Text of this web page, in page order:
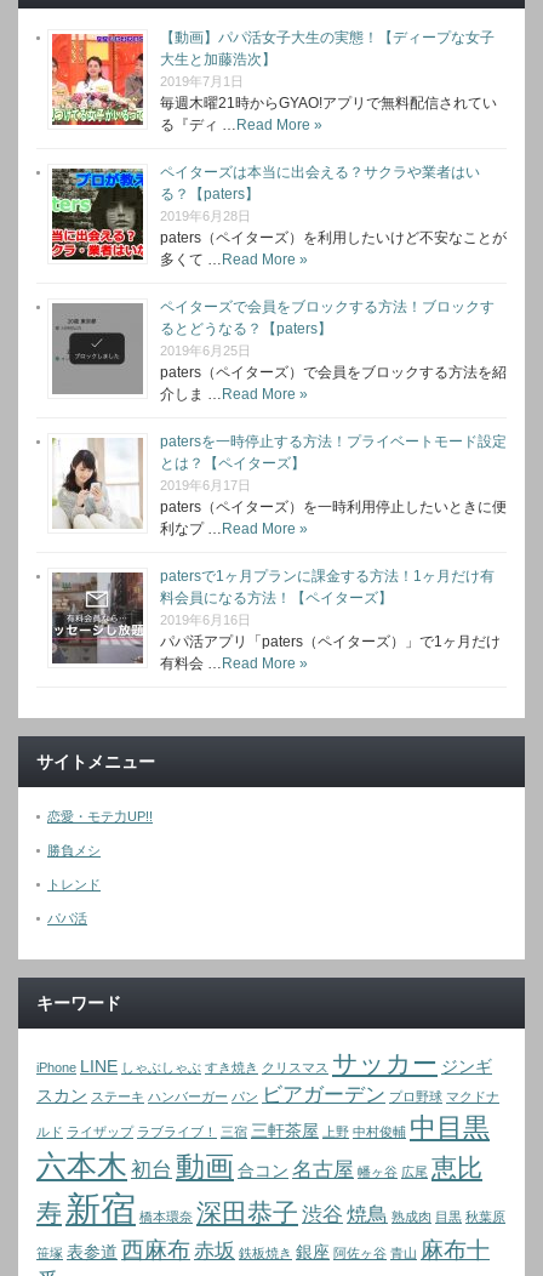
【動画】パパ活女子大生の実態！【ディープな女子
大生と加藤浩次】
2019年7月1日
毎週木曜21時からGYAO!アプリで無料配信されてい
る『ディ … Read More »
ペイターズは本当に出会える？サクラや業者はい
る？【paters】
2019年6月28日
paters（ペイターズ）を利用したいけど不安なことが
多くて … Read More »
ペイターズで会員をブロックする方法！ブロックす
るとどうなる？【paters】
2019年6月25日
paters（ペイターズ）で会員をブロックする方法を紹
介しま … Read More »
patersを一時停止する方法！プライベートモード設定
とは？【ペイターズ】
2019年6月17日
paters（ペイターズ）を一時利用停止したいときに便
利なプ … Read More »
patersで1ヶ月プランに課金する方法！1ヶ月だけ有
料会員になる方法！【ペイターズ】
2019年6月16日
パパ活アプリ「paters（ペイターズ）」で1ヶ月だけ
有料会 … Read More »
サイトメニュー
恋愛・モテ力UP!!
勝負メシ
トレンド
パパ活
キーワード
iPhone LINE しゃぶしゃぶ すき焼き クリスマス サッカー ジンギ
スカン ステーキ ハンバーガー パン ビアガーデン プロ野球 マクドナ
ルド ライザップ ラブライブ！ 三宿 三軒茶屋 上野 中村俊輔 中目黒
六本木 初台 動画 合コン 名古屋 幡ヶ谷 広尾 恵比
寿 新宿 橋本環奈 深田恭子 渋谷 焼鳥 熟成肉 目黒 秋葉原
笹塚 表参道 西麻布赤坂 鉄板焼き 銀座 阿佐ヶ谷 青山 麻布十